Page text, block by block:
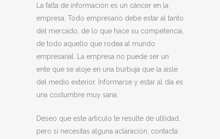
La falta de información es un cáncer en la
empresa. Todo empresario debe estar al tanto
del mercado, de lo que hace su competencia,
de todo aquello que rodea al mundo
empresarial. La empresa no puede ser un
ente que se aloje en una burbuja que la aisle
del medio exterior. Informarse y estar al día es
una costumbre muy sana.
Deseo que este artículo te resulte de utilidad,
pero si necesitas alguna aclaración, contacta